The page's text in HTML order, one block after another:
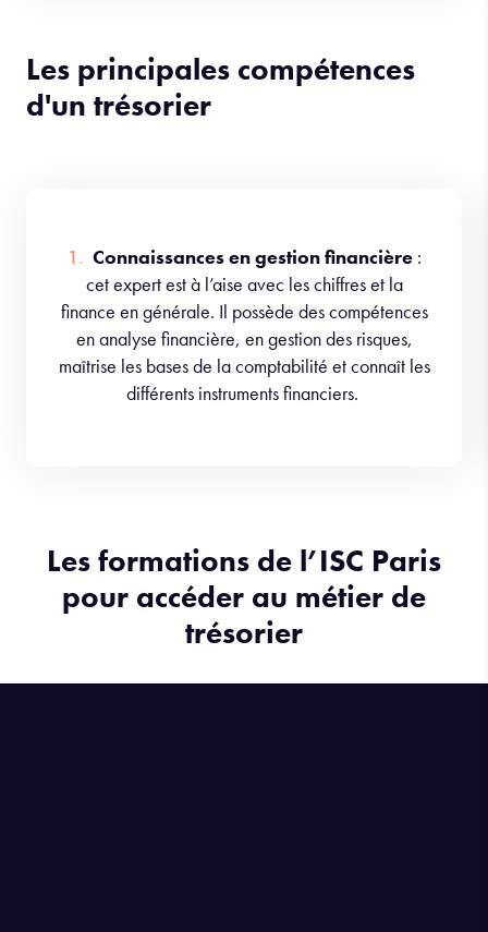
Les principales compétences
d'un trésorier
Connaissances en gestion financière :
cet expert est à l’aise avec les chiffres et la
finance en générale. Il possède des compétences
en analyse financière, en gestion des risques,
maîtrise les bases de la comptabilité et connaît les
différents instruments financiers.
Les formations de l’ISC Paris
pour accéder au métier de
trésorier